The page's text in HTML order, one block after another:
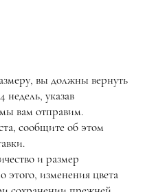
вы должны вернуть
недель, указав
вам отправим.
сообщите об этом
и размер
этого, изменения цвета